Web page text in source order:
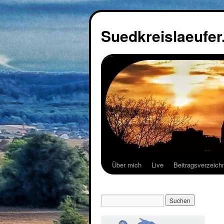
Über mich Live